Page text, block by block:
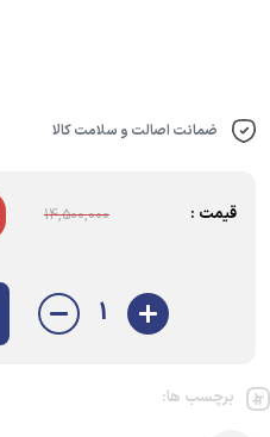
ضمانت اصالت و سلامت کالا
قیمت : 14,500,000
1
برچسب ها: